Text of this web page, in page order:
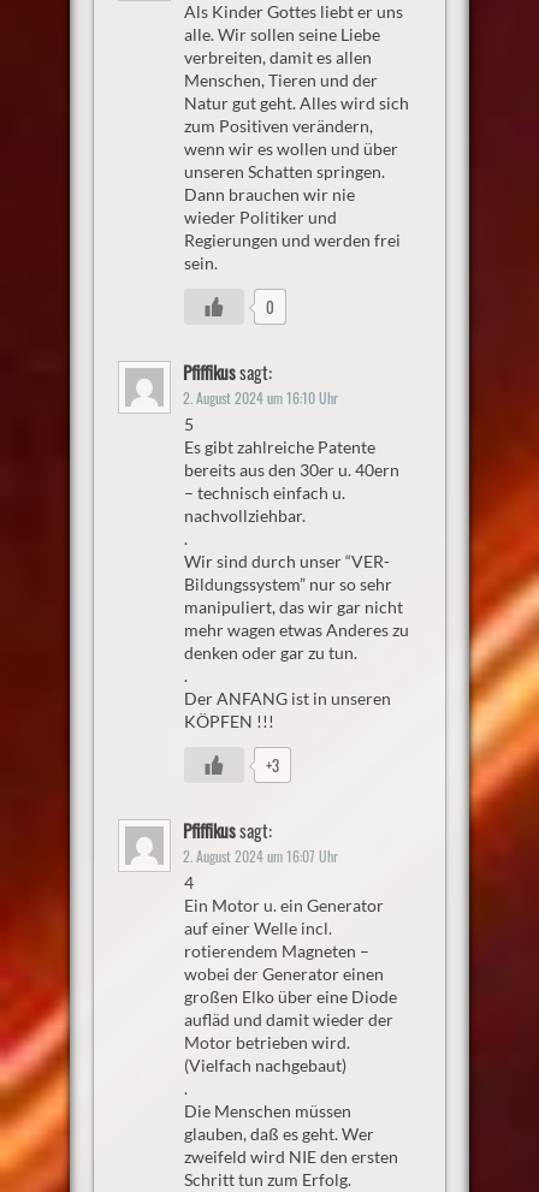
Als Kinder Gottes liebt er uns
alle. Wir sollen seine Liebe
verbreiten, damit es allen
Menschen, Tieren und der
Natur gut geht. Alles wird sich
zum Positiven verändern,
wenn wir es wollen und über
unseren Schatten springen.
Dann brauchen wir nie
wieder Politiker und
Regierungen und werden frei
sein.
0
Pfiffikussagt:
2. August 2024 um 16:10 Uhr
5
Es gibt zahlreiche Patente
bereits aus den 30er u. 40ern
– technisch einfach u.
nachvollziehbar.
.
Wir sind durch unser “VER-
Bildungssystem” nur so sehr
manipuliert, das wir gar nicht
mehr wagen etwas Anderes zu
denken oder gar zu tun.
.
Der ANFANG ist in unseren
KÖPFEN !!!
+3
Pfiffikussagt:
2. August 2024 um 16:07 Uhr
4
Ein Motor u. ein Generator
auf einer Welle incl.
rotierendem Magneten –
wobei der Generator einen
großen Elko über eine Diode
aufläd und damit wieder der
Motor betrieben wird.
(Vielfach nachgebaut)
.
Die Menschen müssen
glauben, daß es geht. Wer
zweifeld wird NIE den ersten
Schritt tun zum Erfolg.